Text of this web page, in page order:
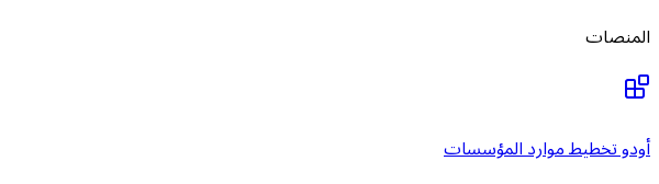
المنصات
أودو تخطيط موارد المؤسسات